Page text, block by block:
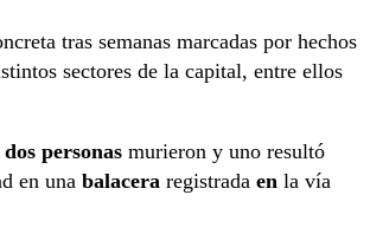
tras semanas marcadas por hechos
sectores de la capital, entre ellos
dos personas murieron y uno resultó
en una balacera registrada en la vía